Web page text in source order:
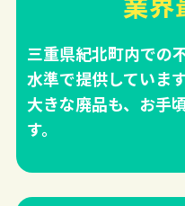
三重県紀北町内での
水準で提供していま
大きな廃品も、お手
す。